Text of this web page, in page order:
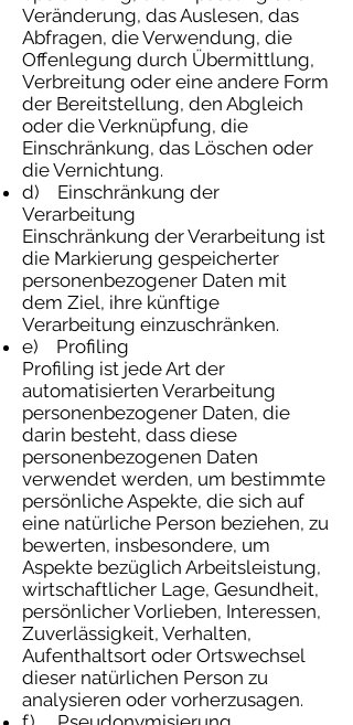
Veränderung, das Auslesen, das
Abfragen, die Verwendung, die
Offenlegung durch Übermittlung,
Verbreitung oder eine andere Form
der Bereitstellung, den Abgleich
oder die Verknüpfung, die
Einschränkung, das Löschen oder
die Vernichtung.
d) Einschränkung der
Verarbeitung
Einschränkung der Verarbeitung ist
die Markierung gespeicherter
personenbezogener Daten mit
dem Ziel, ihre künftige
Verarbeitung einzuschränken.
e) Profiling
Profiling ist jede Art der
automatisierten Verarbeitung
personenbezogener Daten, die
darin besteht, dass diese
personenbezogenen Daten
verwendet werden, um bestimmte
persönliche Aspekte, die sich auf
eine natürliche Person beziehen, zu
bewerten, insbesondere, um
Aspekte bezüglich Arbeitsleistung,
wirtschaftlicher Lage, Gesundheit,
persönlicher Vorlieben, Interessen,
Zuverlässigkeit, Verhalten,
Aufenthaltsort oder Ortswechsel
dieser natürlichen Person zu
analysieren oder vorherzusagen.